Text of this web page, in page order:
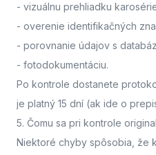
- vizuálnu prehliadku
- overenie identifikačných
- porovnanie údajov s
- fotodokumentáciu.
Po kontrole dostanete
je platný 15 dní (ak ide o
5. Čomu sa pri kontrole
Niektoré chyby spôsobia, že